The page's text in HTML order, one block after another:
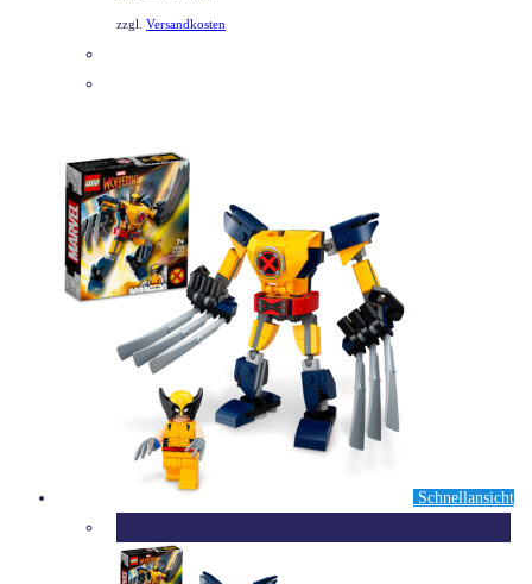
zzgl. Versandkosten
Schnellansicht